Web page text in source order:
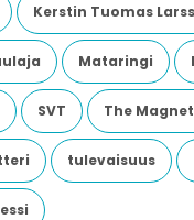
Kerstin Tuomas
Mataringi
SVT The
tulevaisuus